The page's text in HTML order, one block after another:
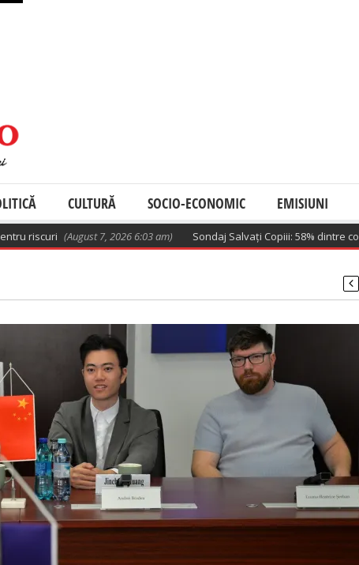
CULTURĂ SOCIO-ECONOMIC EMISIUNI
(August 7, 2026 6:03 am) Sondaj Salvați Copiii: 58% dintre copiii cu